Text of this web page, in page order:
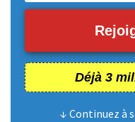
Déjà 3
↓ Continuez à